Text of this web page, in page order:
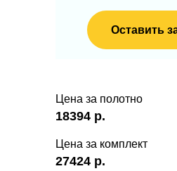
Оставить
Цена за полотно
18394 р.
Цена за комплект
27424 р.